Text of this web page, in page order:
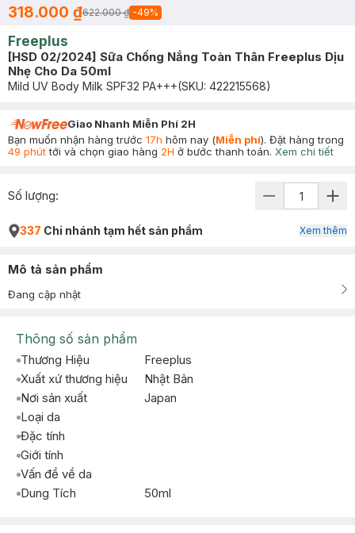
318.000 ₫622.000 ₫ -49%
Freeplus
[HSD 02/2024] Sữa Chống Nắng Toàn Thân Freeplus Dịu
Nhẹ Cho Da 50ml
Mild UV Body Milk SPF32 PA+++(SKU: 422215568)
Giao Nhanh Miễn Phí 2H
Bạn muốn nhận hàng trước 17h hôm nay (Miễn phí). Đặt hàng trong
49 phúttới và chọn giao hàng 2H ở bước thanh toán. Xem chi tiết
Số lượng:
337 Chi nhánh tạm hết sản phẩm Xem thêm
Mô tả sản phẩm
Đang cập nhật
Thông số sản phẩm
Thương Hiệu
Freeplus
Xuất xứ thương hiệu
Nhật Bản
Nơi sản xuất
Japan
Loại da
Đặc tính
Giới tính
Vấn đề về da
Dung Tích
50ml